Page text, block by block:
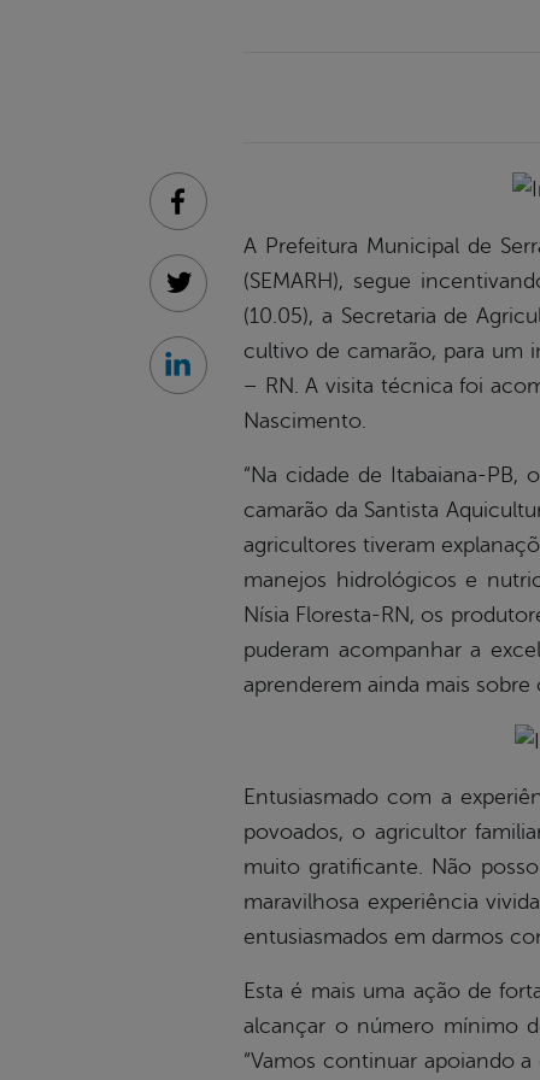
A Prefeitura Municipal de
(SEMARH), segue
(10.05), a Secretaria de
cultivo de camarão, para um
– RN. A visita técnica foi
Nascimento.
“Na cidade de Itabaiana-
camarão da Santista
agricultores tiveram
manejos hidrológicos e
Nísia Floresta-RN, os
puderam acompanhar a
aprenderem ainda mais
Entusiasmado com a
povoados, o agricultor
muito gratificante. Não
maravilhosa experiência
entusiasmados em darmos
Esta é mais uma ação de
alcançar o número mínimo
“Vamos continuar apoiando
Facebook
Twitter
Linkedin